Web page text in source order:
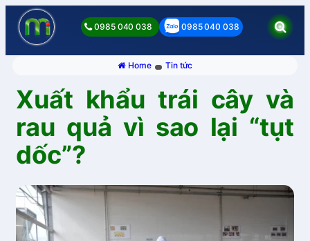
0985 040 038 0985 040 038
Home Tin tức
Xuất khẩu trái cây và
rau quả vì sao lại “tụt
dốc”?